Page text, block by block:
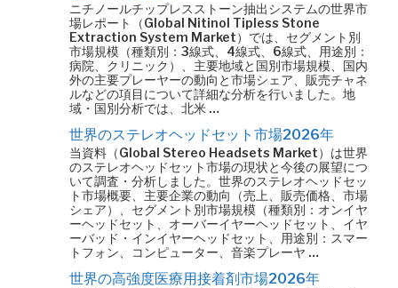
ニチノールチップレスストーン抽出システムの世界市
場レポート（Global Nitinol Tipless Stone
Extraction System Market）では、セグメント別
市場規模（種類別：3線式、4線式、6線式、用途別：
病院、クリニック）、主要地域と国別市場規模、国内
外の主要プレーヤーの動向と市場シェア、販売チャネ
ルなどの項目について詳細な分析を行いました。地
域・国別分析では、北米 …
世界のステレオヘッドセット市場2026年
当資料（Global Stereo Headsets Market）は世界
のステレオヘッドセット市場の現状と今後の展望につ
いて調査・分析しました。世界のステレオヘッドセッ
ト市場概要、主要企業の動向（売上、販売価格、市場
シェア）、セグメント別市場規模（種類別：オンイヤ
ーヘッドセット、オーバーイヤーヘッドセット、イヤ
ーバッド・インイヤーヘッドセット、用途別：スマー
トフォン、コンピューター、音楽プレーヤ …
世界の高強度医療用接着剤市場2026年